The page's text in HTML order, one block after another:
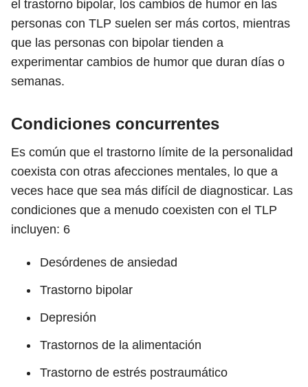
el trastorno bipolar, los cambios de humor en las
personas con TLP suelen ser más cortos, mientras
que las personas con bipolar tienden a
experimentar cambios de humor que duran días o
semanas.
Condiciones concurrentes
Es común que el trastorno límite de la personalidad
coexista con otras afecciones mentales, lo que a
veces hace que sea más difícil de diagnosticar. Las
condiciones que a menudo coexisten con el TLP
incluyen: 6
Desórdenes de ansiedad
Trastorno bipolar
Depresión
Trastornos de la alimentación
Trastorno de estrés postraumático